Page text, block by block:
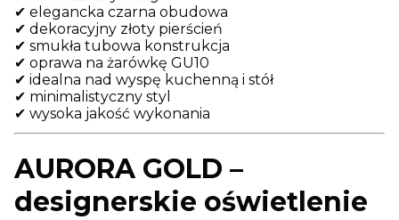
✔ elegancka czarna obudowa
✔ dekoracyjny złoty pierścień
✔ smukła tubowa konstrukcja
✔ oprawa na żarówkę GU10
✔ idealna nad wyspę kuchenną i stół
✔ minimalistyczny styl
✔ wysoka jakość wykonania
AURORA GOLD –
designerskie oświetlenie